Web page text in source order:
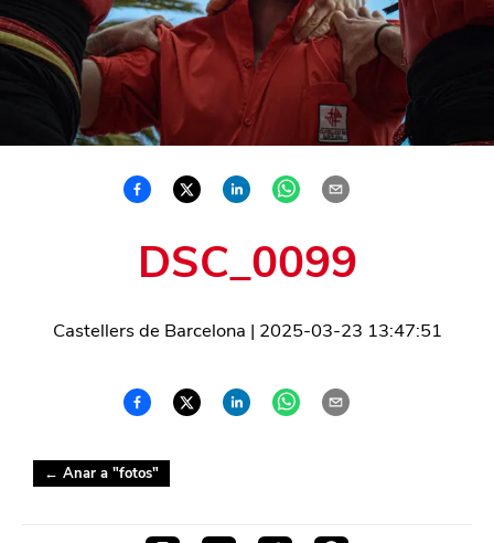
DSC_0099
Castellers de Barcelona | 2025-03-23 13:47:51
← Anar a "fotos"